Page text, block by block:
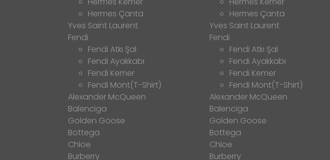
Hermes Çanta
Yves Saint Laurent
Fendi
Fendi Atkı Şal
Fendi Ayakkabı
Fendi Kemer
Fendi Mont(T-Shirt)
Alexander McQueen
Balenciga
Golden Goose
Bottega
Chloe
Burberry
Hermes Çanta
Yves Saint Laurent
Fendi
Fendi Atkı Şal
Fendi Ayakkabı
Fendi Kemer
Fendi Mont(T-Shirt)
Alexander McQueen
Balenciga
Golden Goose
Bottega
Chloe
Burberry